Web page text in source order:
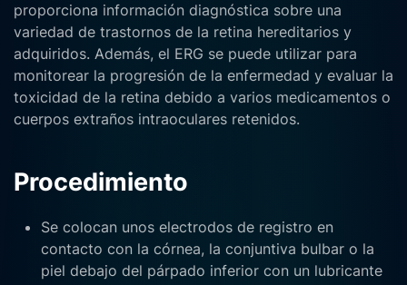
proporciona información diagnóstica sobre una
variedad de trastornos de la retina hereditarios y
adquiridos. Además, el ERG se puede utilizar para
monitorear la progresión de la enfermedad y evaluar la
toxicidad de la retina debido a varios medicamentos o
cuerpos extraños intraoculares retenidos.
Procedimiento
Se colocan unos electrodos de registro en
contacto con la córnea, la conjuntiva bulbar o la
piel debajo del párpado inferior con un lubricante